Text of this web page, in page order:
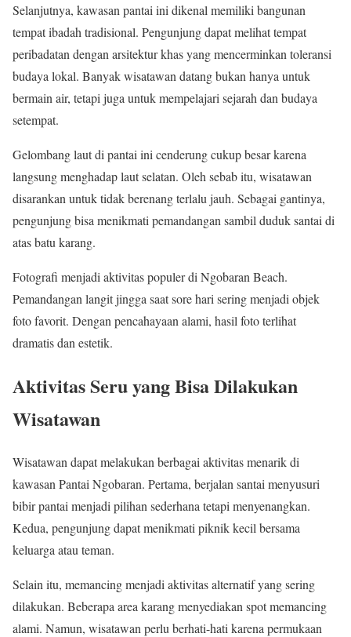
Selanjutnya, kawasan pantai ini dikenal memiliki bangunan
tempat ibadah tradisional. Pengunjung dapat melihat tempat
peribadatan dengan arsitektur khas yang mencerminkan toleransi
budaya lokal. Banyak wisatawan datang bukan hanya untuk
bermain air, tetapi juga untuk mempelajari sejarah dan budaya
setempat.
Gelombang laut di pantai ini cenderung cukup besar karena
langsung menghadap laut selatan. Oleh sebab itu, wisatawan
disarankan untuk tidak berenang terlalu jauh. Sebagai gantinya,
pengunjung bisa menikmati pemandangan sambil duduk santai di
atas batu karang.
Fotografi menjadi aktivitas populer di Ngobaran Beach.
Pemandangan langit jingga saat sore hari sering menjadi objek
foto favorit. Dengan pencahayaan alami, hasil foto terlihat
dramatis dan estetik.
Aktivitas Seru yang Bisa Dilakukan
Wisatawan
Wisatawan dapat melakukan berbagai aktivitas menarik di
kawasan Pantai Ngobaran. Pertama, berjalan santai menyusuri
bibir pantai menjadi pilihan sederhana tetapi menyenangkan.
Kedua, pengunjung dapat menikmati piknik kecil bersama
keluarga atau teman.
Selain itu, memancing menjadi aktivitas alternatif yang sering
dilakukan. Beberapa area karang menyediakan spot memancing
alami. Namun, wisatawan perlu berhati-hati karena permukaan